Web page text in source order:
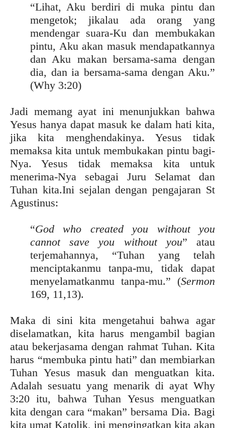
“Lihat, Aku berdiri di muka pintu dan
mengetok; jikalau ada orang yang
mendengar suara-Ku dan membukakan
pintu, Aku akan masuk mendapatkannya
dan Aku makan bersama-sama dengan
dia, dan ia bersama-sama dengan Aku.”
(Why 3:20)
Jadi memang ayat ini menunjukkan bahwa
Yesus hanya dapat masuk ke dalam hati kita,
jika kita menghendakinya. Yesus tidak
memaksa kita untuk membukakan pintu bagi-
Nya. Yesus tidak memaksa kita untuk
menerima-Nya sebagai Juru Selamat dan
Tuhan kita.Ini sejalan dengan pengajaran St
Agustinus:
“God who created you without you
cannot save you without you” atau
terjemahannya, “Tuhan yang telah
menciptakanmu tanpa-mu, tidak dapat
menyelamatkanmu tanpa-mu.” (Sermon
169, 11,13).
Maka di sini kita mengetahui bahwa agar
diselamatkan, kita harus mengambil bagian
atau bekerjasama dengan rahmat Tuhan. Kita
harus “membuka pintu hati” dan membiarkan
Tuhan Yesus masuk dan menguatkan kita.
Adalah sesuatu yang menarik di ayat Why
3:20 itu, bahwa Tuhan Yesus menguatkan
kita dengan cara “makan” bersama Dia. Bagi
kita umat Katolik, ini mengingatkan kita akan